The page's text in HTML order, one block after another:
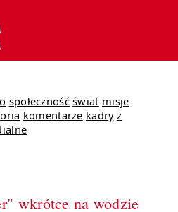
społeczność świat misje
komentarze kadry z
wkrótce na wodzie